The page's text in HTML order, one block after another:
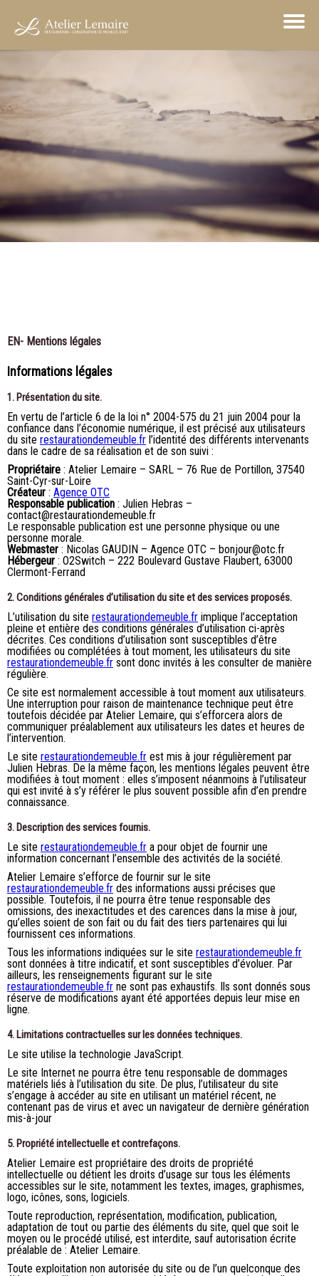
EN- Mentions légales
Informations légales
1. Présentation du site.
En vertu de l’article 6 de la loi n° 2004-575 du 21 juin 2004 pour la
confiance dans l’économie numérique, il est précisé aux utilisateurs
du site restaurationdemeuble.fr l’identité des différents intervenants
dans le cadre de sa réalisation et de son suivi :
Propriétaire : Atelier Lemaire – SARL – 76 Rue de Portillon, 37540
Saint-Cyr-sur-Loire
Créateur : Agence OTC
Responsable publication : Julien Hebras –
contact@restaurationdemeuble.fr
Le responsable publication est une personne physique ou une
personne morale.
Webmaster : Nicolas GAUDIN – Agence OTC – bonjour@otc.fr
Hébergeur : O2Switch – 222 Boulevard Gustave Flaubert, 63000
Clermont-Ferrand
2. Conditions générales d’utilisation du site et des services proposés.
L’utilisation du site restaurationdemeuble.fr implique l’acceptation
pleine et entière des conditions générales d’utilisation ci-après
décrites. Ces conditions d’utilisation sont susceptibles d’être
modifiées ou complétées à tout moment, les utilisateurs du site
restaurationdemeuble.fr sont donc invités à les consulter de manière
régulière.
Ce site est normalement accessible à tout moment aux utilisateurs.
Une interruption pour raison de maintenance technique peut être
toutefois décidée par Atelier Lemaire, qui s’efforcera alors de
communiquer préalablement aux utilisateurs les dates et heures de
l’intervention.
Le site restaurationdemeuble.fr est mis à jour régulièrement par
Julien Hebras. De la même façon, les mentions légales peuvent être
modifiées à tout moment : elles s’imposent néanmoins à l’utilisateur
qui est invité à s’y référer le plus souvent possible afin d’en prendre
connaissance.
3. Description des services fournis.
Le site restaurationdemeuble.fr a pour objet de fournir une
information concernant l’ensemble des activités de la société.
Atelier Lemaire s’efforce de fournir sur le site
restaurationdemeuble.fr des informations aussi précises que
possible. Toutefois, il ne pourra être tenue responsable des
omissions, des inexactitudes et des carences dans la mise à jour,
qu’elles soient de son fait ou du fait des tiers partenaires qui lui
fournissent ces informations.
Tous les informations indiquées sur le site restaurationdemeuble.fr
sont données à titre indicatif, et sont susceptibles d’évoluer. Par
ailleurs, les renseignements figurant sur le site
restaurationdemeuble.fr ne sont pas exhaustifs. Ils sont donnés sous
réserve de modifications ayant été apportées depuis leur mise en
ligne.
4. Limitations contractuelles sur les données techniques.
Le site utilise la technologie JavaScript.
Le site Internet ne pourra être tenu responsable de dommages
matériels liés à l’utilisation du site. De plus, l’utilisateur du site
s’engage à accéder au site en utilisant un matériel récent, ne
contenant pas de virus et avec un navigateur de dernière génération
mis-à-jour
5. Propriété intellectuelle et contrefaçons.
Atelier Lemaire est propriétaire des droits de propriété
intellectuelle ou détient les droits d’usage sur tous les éléments
accessibles sur le site, notamment les textes, images, graphismes,
logo, icônes, sons, logiciels.
Toute reproduction, représentation, modification, publication,
adaptation de tout ou partie des éléments du site, quel que soit le
moyen ou le procédé utilisé, est interdite, sauf autorisation écrite
préalable de : Atelier Lemaire.
Toute exploitation non autorisée du site ou de l’un quelconque des